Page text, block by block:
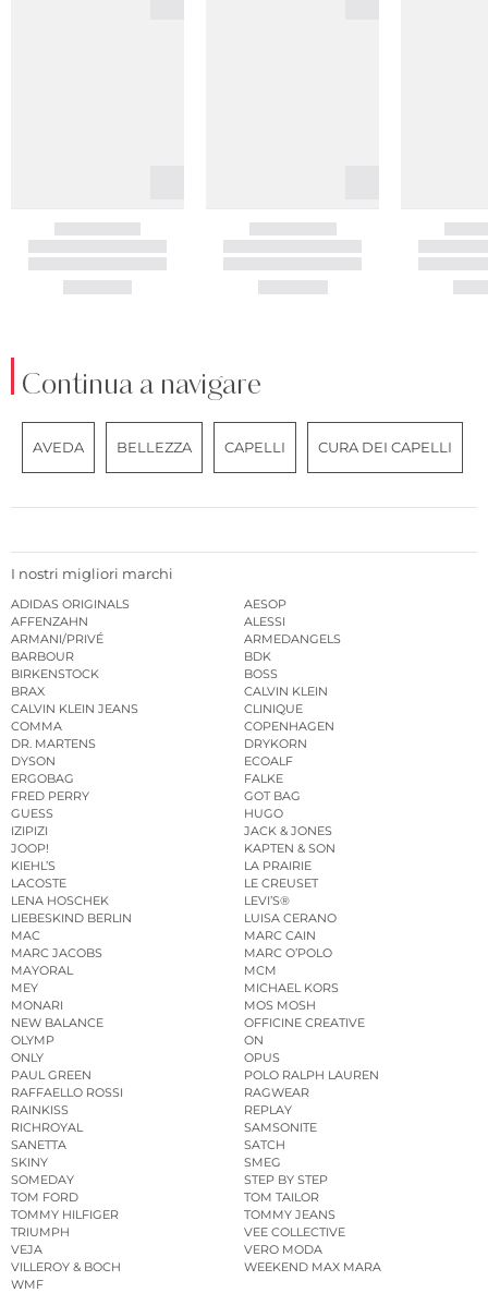
Continua a navigare
AVEDA BELLEZZA CAPELLI CURA DEI CAPELLI
I nostri migliori marchi
ADIDAS ORIGINALS
AESOP
AFFENZAHN
ALESSI
ARMANI/PRIVÉ
ARMEDANGELS
BARBOUR
BDK
BIRKENSTOCK
BOSS
BRAX
CALVIN KLEIN
CALVIN KLEIN JEANS
CLINIQUE
COMMA
COPENHAGEN
DR. MARTENS
DRYKORN
DYSON
ECOALF
ERGOBAG
FALKE
FRED PERRY
GOT BAG
GUESS
HUGO
IZIPIZI
JACK & JONES
JOOP!
KAPTEN & SON
KIEHL’S
LA PRAIRIE
LACOSTE
LE CREUSET
LENA HOSCHEK
LEVI’S®
LIEBESKIND BERLIN
LUISA CERANO
MAC
MARC CAIN
MARC JACOBS
MARC O’POLO
MAYORAL
MCM
MEY
MICHAEL KORS
MONARI
MOS MOSH
NEW BALANCE
OFFICINE CREATIVE
OLYMP
ON
ONLY
OPUS
PAUL GREEN
POLO RALPH LAUREN
RAFFAELLO ROSSI
RAGWEAR
RAINKISS
REPLAY
RICHROYAL
SAMSONITE
SANETTA
SATCH
SKINY
SMEG
SOMEDAY
STEP BY STEP
TOM FORD
TOM TAILOR
TOMMY HILFIGER
TOMMY JEANS
TRIUMPH
VEE COLLECTIVE
VEJA
VERO MODA
VILLEROY & BOCH
WEEKEND MAX MARA
WMF